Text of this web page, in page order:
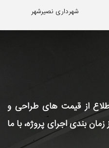
شهرداری نصیرشهر
از قیمت های طراحی و
زمان بندی اجرای پروژه، با ما